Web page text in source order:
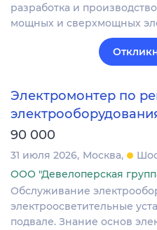
разработка и
мощных и сверхмощных
Электромонтер по
90 000
31 июля 2026 Москва
ООО "Девелоперская
Обслуживание
электроосветительные
подвале. Знание основ